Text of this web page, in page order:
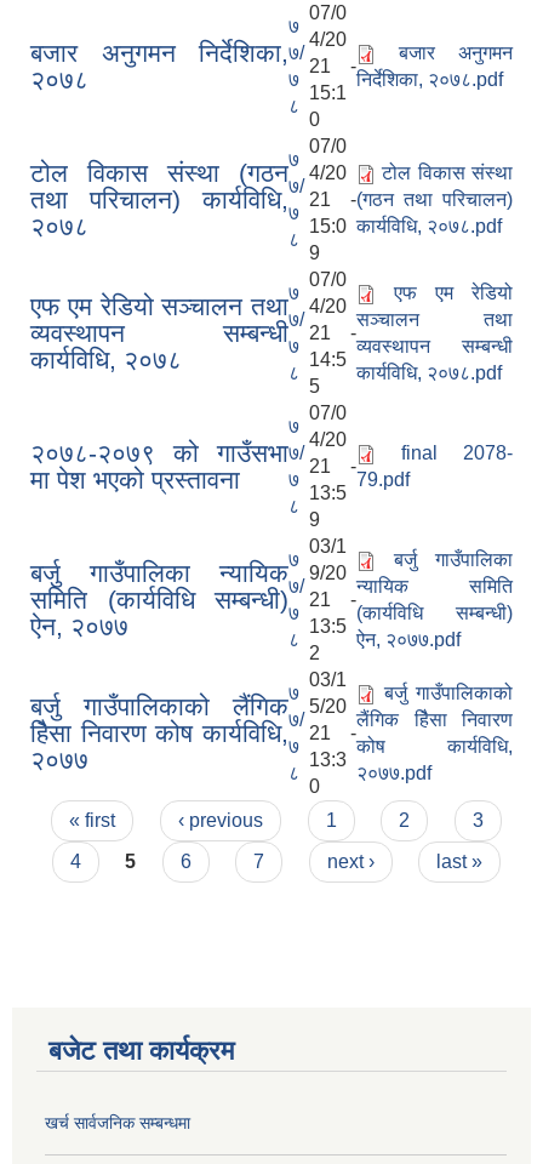
बजार अनुगमन निर्देशिका,
२०७८
७
७/
७
८
07/0
4/20
21 -
15:1
0
बजार अनुगमन
निर्देशिका, २०७८.pdf
टोल विकास संस्था (गठन
तथा परिचालन) कार्यविधि,
२०७८
७
७/
७
८
07/0
4/20
21 -
15:0
9
टोल विकास संस्था
(गठन तथा परिचालन)
कार्यविधि, २०७८.pdf
एफ एम रेडियो सञ्चालन तथा
व्यवस्थापन सम्बन्धी
कार्यविधि, २०७८
७
७/
७
८
07/0
4/20
21 -
14:5
5
एफ एम रेडियो
सञ्चालन तथा
व्यवस्थापन सम्बन्धी
कार्यविधि, २०७८.pdf
२०७८-२०७९ को गाउँसभा
मा पेश भएको प्रस्तावना
७
७/
७
८
07/0
4/20
21 -
13:5
9
final 2078-
79.pdf
बर्जु गाउँपालिका न्यायिक
समिति (कार्यविधि सम्बन्धी)
ऐन, २०७७
७
७/
७
८
03/1
9/20
21 -
13:5
2
बर्जु गाउँपालिका
न्यायिक समिति
(कार्यविधि सम्बन्धी)
ऐन, २०७७.pdf
बर्जु गाउँपालिकाको लैंगिक
हिैसा निवारण कोष कार्यविधि,
२०७७
७
७/
७
८
03/1
5/20
21 -
13:3
0
बर्जु गाउँपालिकाको
लैंगिक हिैसा निवारण
कोष कार्यविधि,
२०७७.pdf
Pages
« first ‹ previous 1 2
3
4
5 6 7 next › last »
बजेट तथा कार्यक्रम
खर्च सार्वजनिक सम्बन्धमा